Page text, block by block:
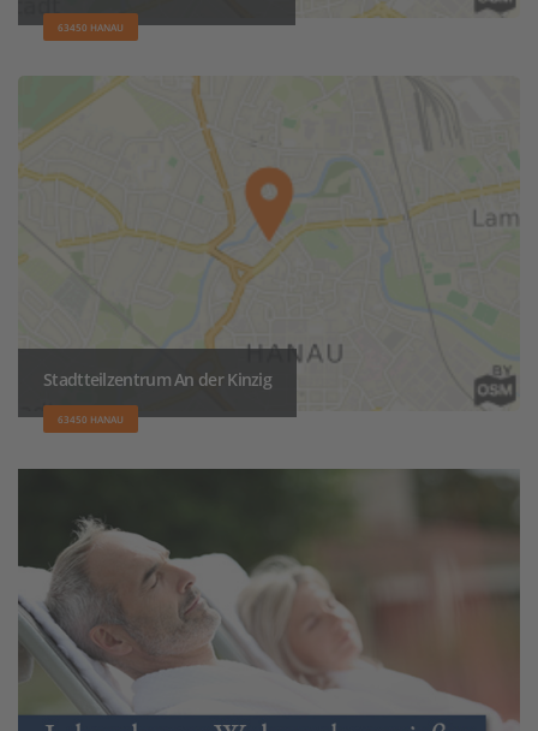
63450 HANAU
Stadtteilzentrum An der Kinzig
63450 HANAU